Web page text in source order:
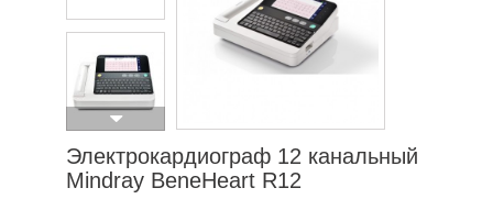
Электрокардиограф 12 канальный
Mindray BeneHeart R12